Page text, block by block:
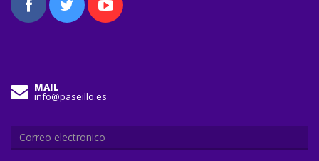
MAIL
info@paseillo.es